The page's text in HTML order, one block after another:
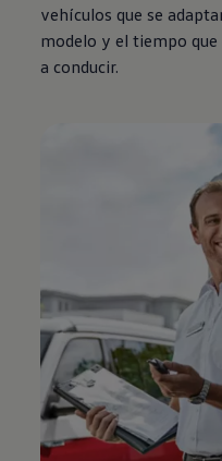
vehículos que se
modelo y el tiempo
a conducir.